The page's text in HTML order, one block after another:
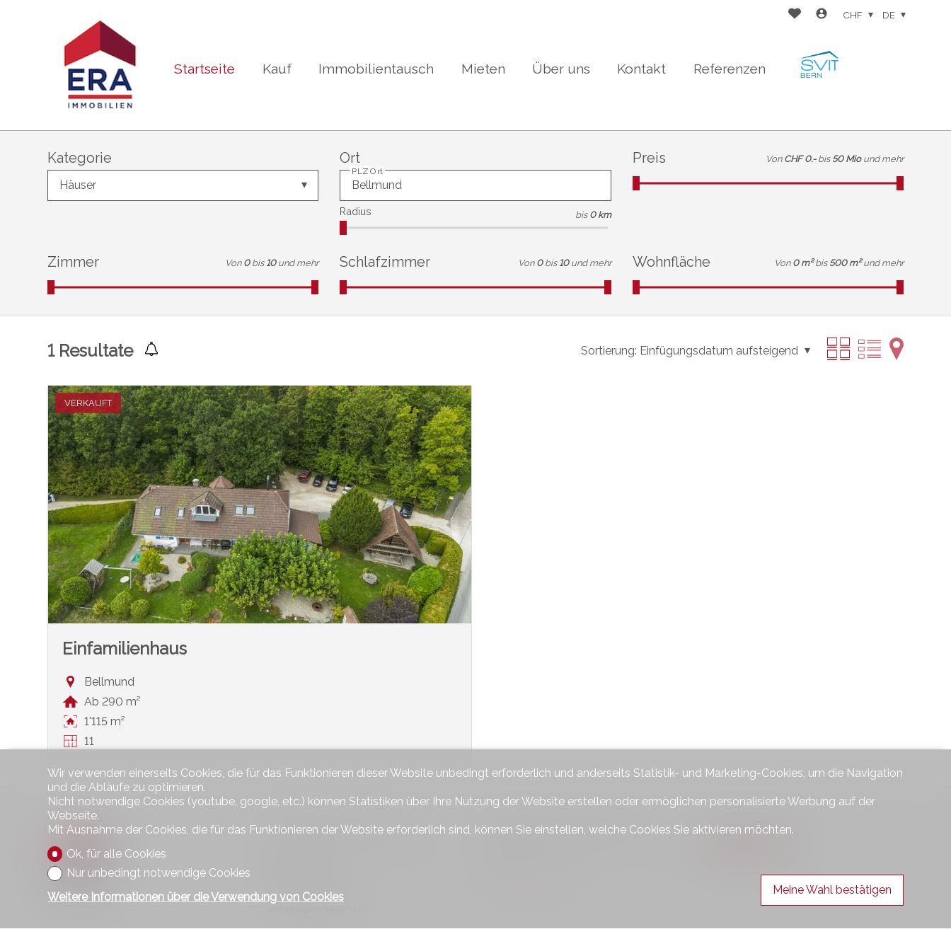
Startseite Kauf Immobilientausch Mieten Über uns Kontakt Referenzen
CHF DE
Kategorie
Häuser
Ort
PLZ Ort
Radius bis 0 km
Preis Von CHF 0.- bis 50 Mio und mehr
Zimmer Von 0 bis 10 und mehr Schlafzimmer Von 0 bis 10 und mehr Wohnfläche Von 0 m² bis 500 m² und mehr
1Resultate Sortierung: Einfügungsdatum aufsteigend
VERKAUFT
Einfamilienhaus
Bellmund
Ab 290 m²
1'115 m²
11
Kontaktieren Sie uns
Fax 032 323 01 06
Bleiben Sie verbunden Folgen Sie uns
Wir verwenden einerseits Cookies, die für das Funktionieren dieser Website unbedingt erforderlich und anderseits Statistik- und Marketing-Cookies, um die Navigation
und die Abläufe zu optimieren.
Nicht notwendige Cookies (youtube, google, etc.) können Statistiken über Ihre Nutzung der Website erstellen oder ermöglichen personalisierte Werbung auf der
Webseite.
Mit Ausnahme der Cookies, die für das Funktionieren der Website erforderlich sind, können Sie einstellen, welche Cookies Sie aktivieren möchten.
Ok, für alle Cookies
Nur unbedingt notwendige Cookies
Weitere Informationen über die Verwendung von Cookies
Meine Wahl bestätigen